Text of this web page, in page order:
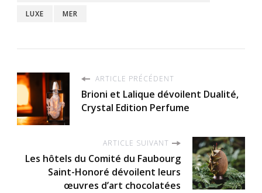
LUXE
MER
ARTICLE PRÉCÉDENT
Brioni et Lalique dévoilent Dualité,
Crystal Edition Perfume
ARTICLE SUIVANT
Les hôtels du Comité du Faubourg
Saint-Honoré dévoilent leurs
œuvres d’art chocolatées